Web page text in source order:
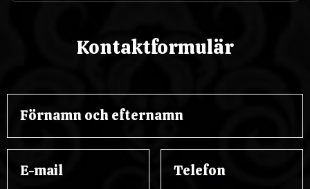
Kontaktformulär